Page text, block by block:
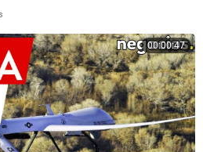
00:00:47